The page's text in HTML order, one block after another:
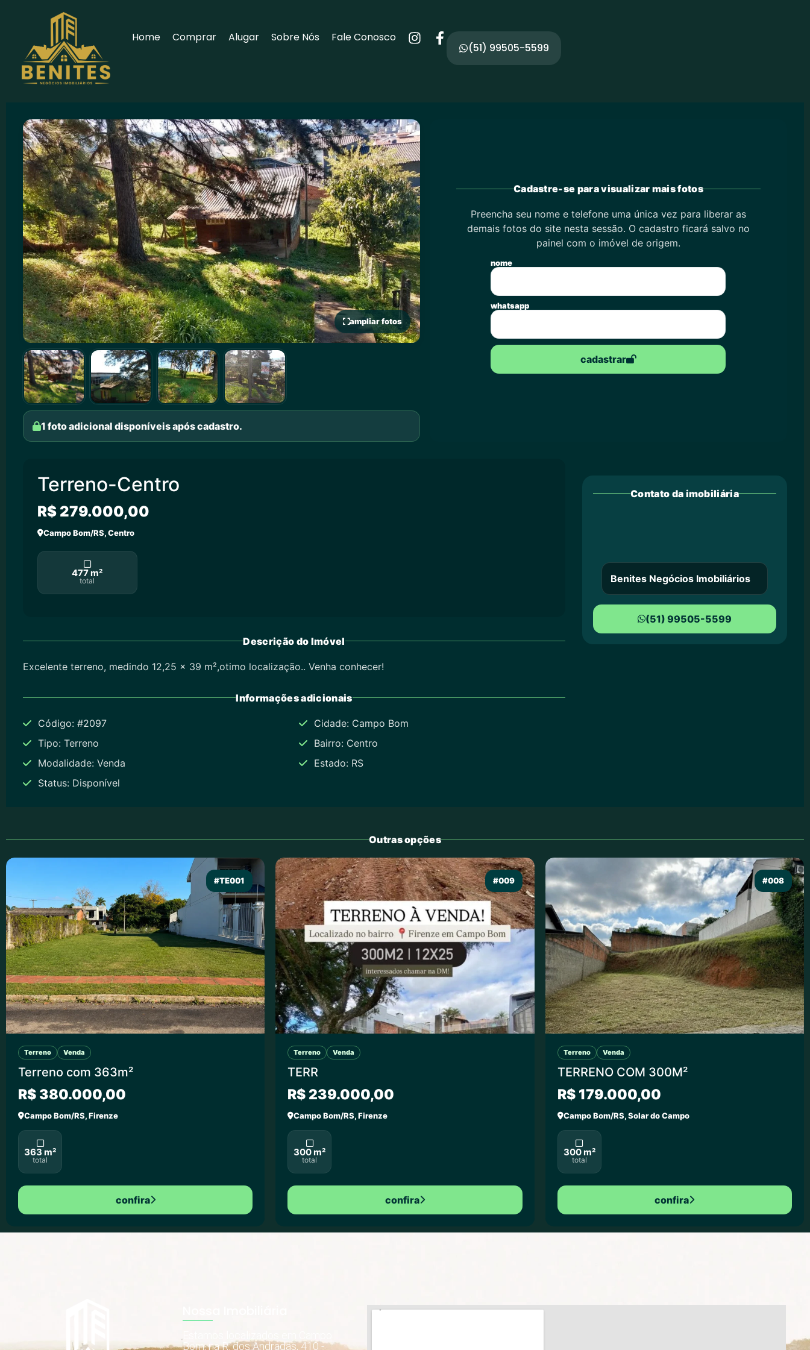
Home Comprar Alugar Sobre Nós Fale Conosco
(51) 99505-5599
ampliar fotos
1 foto adicional disponíveis após cadastro.
Cadastre-se para visualizar mais fotos
Preencha seu nome e telefone uma única vez para liberar as
demais fotos do site nesta sessão. O cadastro ficará salvo no
painel com o imóvel de origem.
nome
whatsapp
cadastrar
Terreno-Centro
R$ 279.000,00
Campo Bom/RS, Centro
477 m²
total
Descrição do Imóvel
Excelente terreno, medindo 12,25 x 39 m²,otimo localização.. Venha conhecer!
Informações adicionais
Código: #2097
Tipo: Terreno
Modalidade: Venda
Status: Disponível
Cidade: Campo Bom
Bairro: Centro
Estado: RS
Contato da imobiliária
Benites Negócios Imobiliários
(51) 99505-5599
Outras opções
#TE001
Terreno Venda
Terreno com 363m²
R$ 380.000,00
Campo Bom/RS, Firenze
363 m²
total
confira
#009
Terreno Venda
TERR
R$ 239.000,00
Campo Bom/RS, Firenze
300 m²
total
confira
#008
Terreno Venda
TERRENO COM 300M²
R$ 179.000,00
Campo Bom/RS, Solar do Campo
300 m²
total
confira
Bom, na R. dos Andradas, 410 -